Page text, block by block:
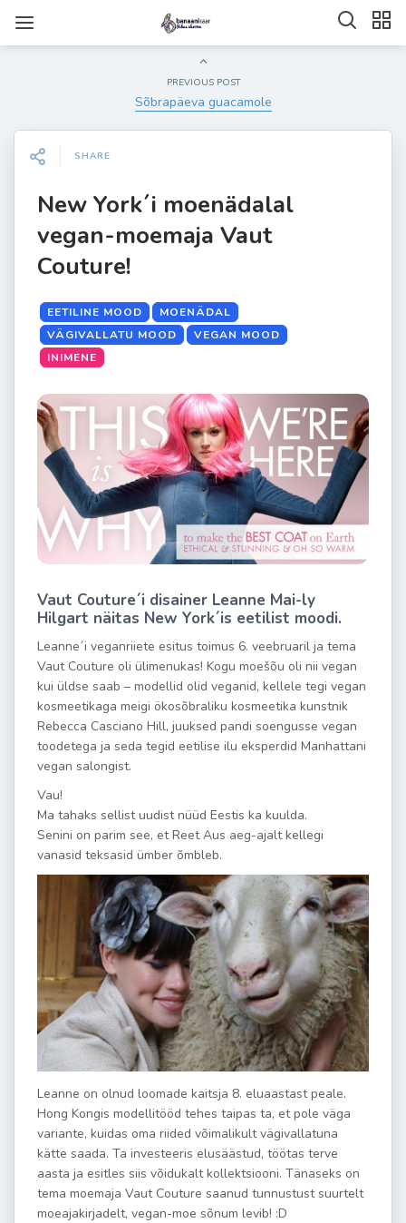
PREVIOUS POST
Sõbrapäeva guacamole
SHARE
New York´i moenädalal
vegan-moemaja Vaut
Couture!
EETILINE MOOD
MOENÄDAL
VÄGIVALLATU MOOD
VEGAN MOOD
INIMENE
Vaut Couture´i disainer Leanne Mai-ly
Hilgart näitas New York´is eetilist moodi.
Leanne´i veganriiete esitus toimus 6. veebruaril ja tema
Vaut Couture oli ülimenukas! Kogu moešõu oli nii vegan
kui üldse saab – modellid olid veganid, kellele tegi vegan
kosmeetikaga meigi ökosõbraliku kosmeetika kunstnik
Rebecca Casciano Hill, juuksed pandi soengusse vegan
toodetega ja seda tegid eetilise ilu eksperdid Manhattani
vegan salongist.
Vau!
Ma tahaks sellist uudist nüüd Eestis ka kuulda.
Senini on parim see, et Reet Aus aeg-ajalt kellegi
vanasid teksasid ümber õmbleb.
Leanne on olnud loomade kaitsja 8. eluaastast peale.
Hong Kongis modellitööd tehes taipas ta, et pole väga
variante, kuidas oma riided võimalikult vägivallatuna
kätte saada. Ta investeeris elusäästud, töötas terve
aasta ja esitles siis võidukalt kollektsiooni. Tänaseks on
tema moemaja Vaut Couture saanud tunnustust suurtelt
moeajakirjadelt, vegan-moe sõnum levib! :D